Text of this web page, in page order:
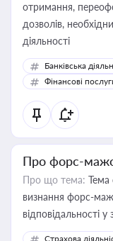
отримання,
дозволів,
діяльності
Банківська
Фінансові
Про форс-
Про що тема: Тема
визнання форс-
відповідальності у
Страхова